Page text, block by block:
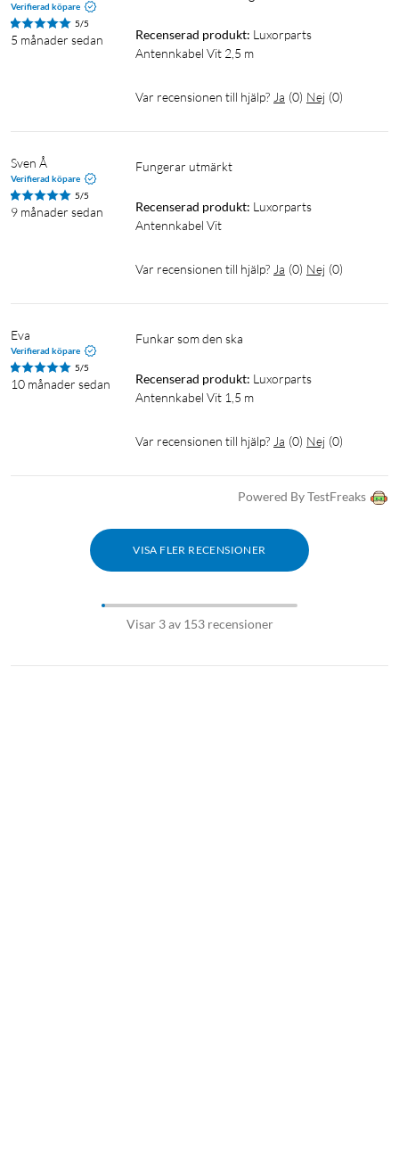
Verifierad köpare
5/5
5 månader sedan Recenserad produkt: Luxorparts
Antennkabel Vit 2,5 m
Var recensionen till hjälp? Ja (0) Nej (0)
Sven Å
Verifierad köpare
5/5
9 månader sedan
fungerar utmärkt
Recenserad produkt: Luxorparts
Antennkabel Vit
Var recensionen till hjälp? Ja (0) Nej (0)
Eva
Verifierad köpare
5/5
10 månader sedan
Funkar som den ska
Recenserad produkt: Luxorparts
Antennkabel Vit 1,5 m
Var recensionen till hjälp? Ja (0) Nej (0)
Powered By TestFreaks
VISA FLER RECENSIONER
Visar 3 av 153 recensioner